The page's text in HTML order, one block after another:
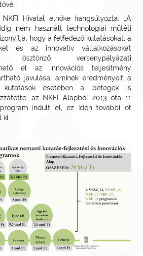
Hivatal elnöke hangsúlyozta: „A
nem használt technológiai műtéti
hogy a felfedező kutatásokat, a
és az innovatív vállalkozásokat
ösztönző versenypályázati
el az innovációs teljesítmény
javulása, aminek eredményeit a
kutatások esetében a betegek is
az NKFI Alapból 2013 óta 11
indult el, ez idén további öt